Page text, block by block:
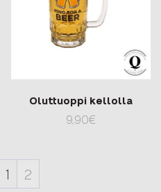
Oluttuoppi kellolla
9,90€
1 2